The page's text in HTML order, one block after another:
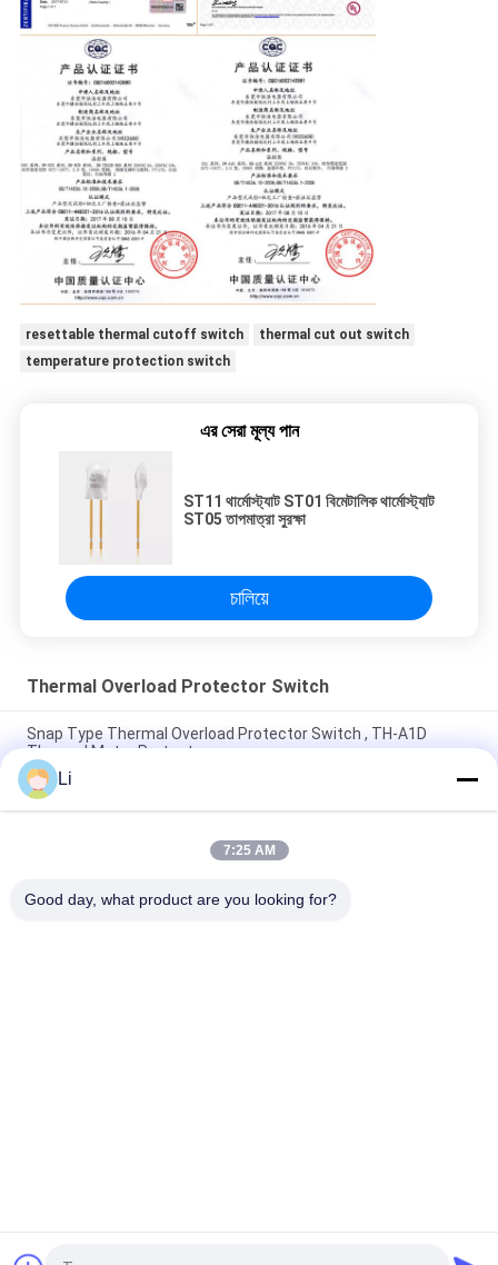
resettable thermal cutoff switch
thermal cut out switch
temperature protection switch
এর সেরা মূল্য পান
ST11 থার্মোস্ট্যাট ST01 বিমেটালিক থার্মোস্ট্যাট
ST05 তাপমাত্রা সুরক্ষা
চালিয়ে
Thermal Overload Protector Switch
Snap Type Thermal Overload Protector Switch , TH-A1D
Thermal Motor Protector
Plastic Case Thermal Protection Switch Normally Open Type
For Lighting Devices
High Sensitive Thermal Overload Protector Switch Resettable
Li
7:25 AM
Good day, what product are you looking for?